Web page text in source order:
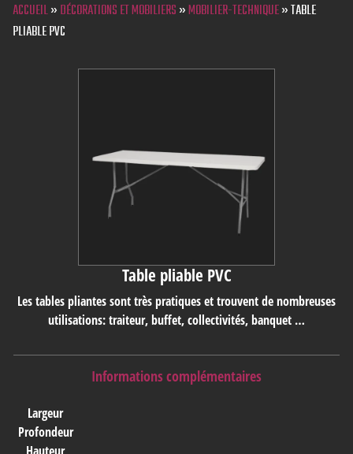
ACCUEIL»DÉCORATIONS ET MOBILIERS»MOBILIER-TECHNIQUE»TABLE
PLIABLE PVC
Table pliable PVC
Les tables pliantes sont très pratiques et trouvent de nombreuses
utilisations: traiteur, buffet, collectivités, banquet …
Informations complémentaires
Largeur
Profondeur